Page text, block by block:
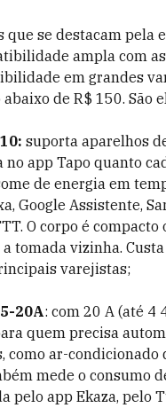
que se destacam pela
ampla com
em grandes
de R$ 150. São
suporta aparelhos
no app Tapo quanto
de energia em
Google Assistente,
O corpo é compacto
tomada vizinha.
varejistas;
20A: com 20 A (até 4
quem precisa
como ar-condicionado
mede o consumo
pelo app Ekaza, pelo